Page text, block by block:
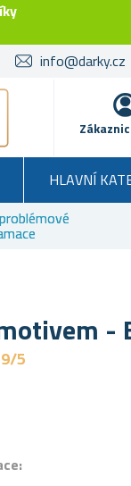
info@darky.cz
HLAVNÍ
-
5